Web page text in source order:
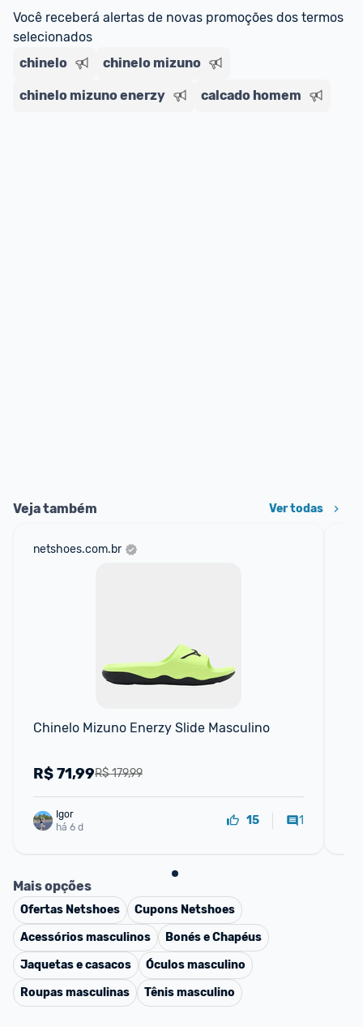
regras do cartão N Card, clique aqui.
Entrega Expressa
*Confira
aqui as regras e condições!
Você receberá alertas de novas promoções dos termos
selecionados
chinelo
chinelo mizuno
chinelo mizuno enerzy calcado homem
Veja também Ver todas
netshoes.com.br
Chinelo Mizuno Enerzy Slide Masculino
R$ 179,99
R$71,99
Igor
há 6 d
15 1
Mais opções
Ofertas Netshoes Cupons Netshoes
Acessórios masculinos
Bonés e Chapéus
Jaquetas e casacos
Óculos masculino
Roupas masculinas
Tênis masculino